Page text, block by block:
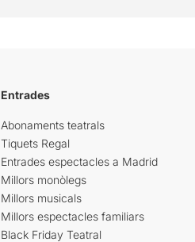
Entrades
Abonaments teatrals
Tiquets Regal
Entrades espectacles a Madrid
Millors monòlegs
Millors musicals
Millors espectacles familiars
Black Friday Teatral